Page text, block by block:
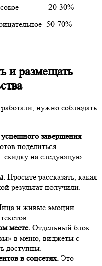
+20-30%
-50-70%
и размещать
нужно соблюдать
завершения
поделиться.
скидку на следующую
Просите рассказать, какая
результат получили.
и живые эмоции
месте. Отдельный блок
в меню, виджеты с
доступны.
в соцсетях. Это